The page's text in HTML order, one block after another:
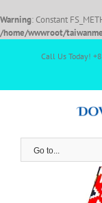
Warning: Constant
/home/wwwroot/
Call Us Today!
Go to...